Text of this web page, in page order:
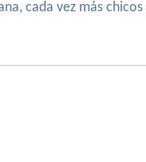
cada vez más